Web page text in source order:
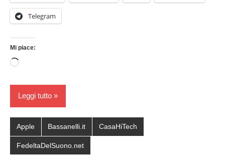
Telegram
Mi piace:
Caricamento
corso…
Leggi tutto
Apple Bassanelli.it CasaHiTech
FedeltaDelSuono.net